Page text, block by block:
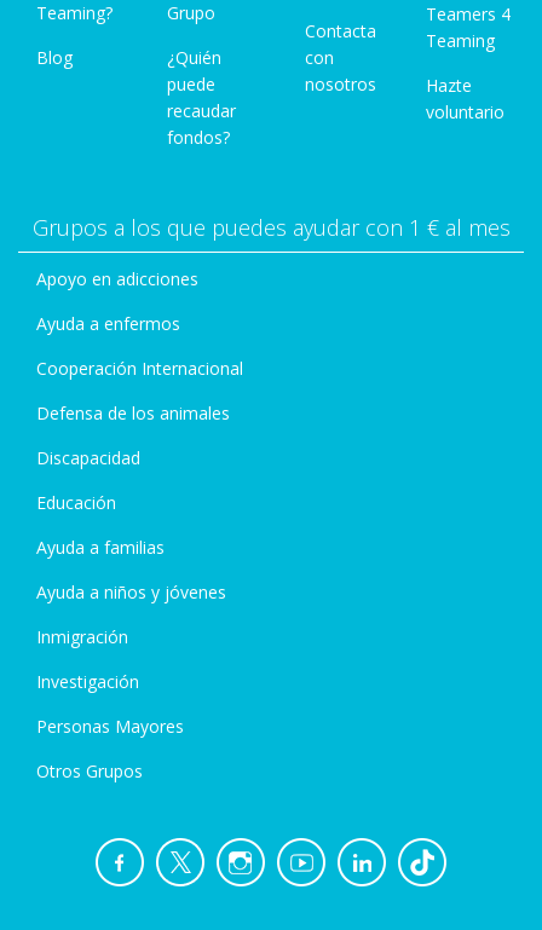
Teaming?
Blog
Grupo
¿Quién
puede
recaudar
fondos?
Contacta
con
nosotros
Teamers 4
Teaming
Hazte
voluntario
Grupos a los que puedes ayudar con 1 € al mes
Apoyo en adicciones
Ayuda a enfermos
Cooperación Internacional
Defensa de los animales
Discapacidad
Educación
Ayuda a familias
Ayuda a niños y jóvenes
Inmigración
Investigación
Personas Mayores
Otros Grupos